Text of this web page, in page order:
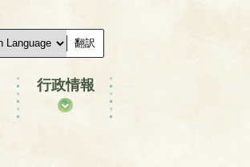
翻訳
行政情報